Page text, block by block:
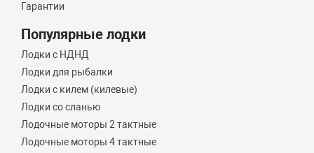
Гарантии
Популярные лодки
Лодки с НДНД
Лодки для рыбалки
Лодки с килем (килевые)
Лодки со сланью
Лодочные моторы 2 тактные
Лодочные моторы 4 тактные